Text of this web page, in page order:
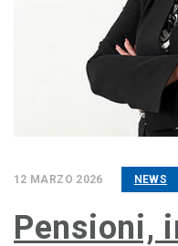
12 MARZO 2026 NEWS
Pensioni,